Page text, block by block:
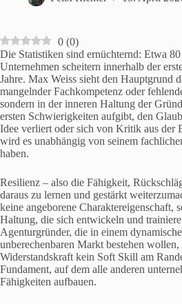
0 (0)
Die Statistiken sind ernüchternd: Etwa
Unternehmen scheitern innerhalb der
Jahre. Max Weiss sieht den Hauptgrund
mangelnder Fachkompetenz oder
sondern in der inneren Haltung der
ersten Schwierigkeiten aufgibt, den
Idee verliert oder sich von Kritik aus der
wird es unabhängig von seinem
haben.
Resilienz – also die Fähigkeit,
daraus zu lernen und gestärkt
keine angeborene Charaktereigenschaft,
Haltung, die sich entwickeln und
Agenturgründer, die in einem
unberechenbaren Markt bestehen wollen,
Widerstandskraft kein Soft Skill am
Fundament, auf dem alle anderen
Fähigkeiten aufbauen.